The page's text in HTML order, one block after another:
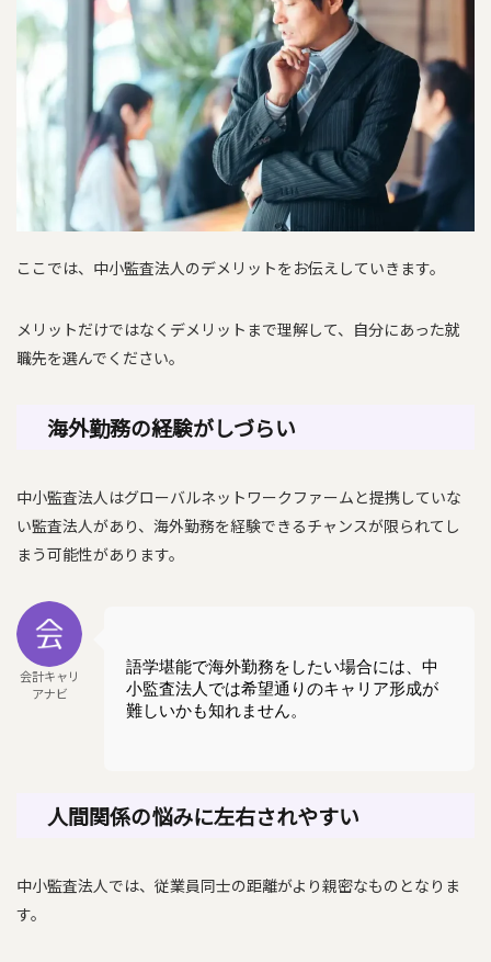
ここでは、中小監査法人のデメリットをお伝えしていきます。
メリットだけではなくデメリットまで理解して、自分にあった就
職先を選んでください。
海外勤務の経験がしづらい
中小監査法人はグローバルネットワークファームと提携していな
い監査法人があり、海外勤務を経験できるチャンスが限られてし
まう可能性があります。
会計キャリ
アナビ
語学堪能で海外勤務をしたい場合には、中
小監査法人では希望通りのキャリア形成が
難しいかも知れません。
人間関係の悩みに左右されやすい
中小監査法人では、従業員同士の距離がより親密なものとなりま
す。